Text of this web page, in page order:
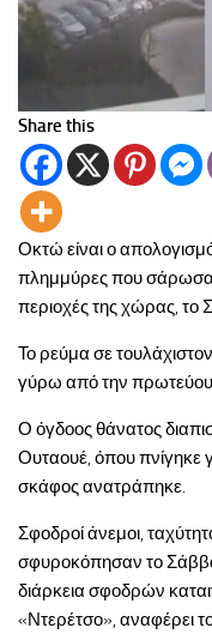
Share this
Οκτώ είναι ο
πλημμύρες που
περιοχές της χώρας, το
Το ρεύμα σε
γύρω από την
Ο όγδοος θάνατος
Ουταουέ, όπου πνίγηκε
σκάφος ανατράπηκε.
Σφοδροί άνεμοι,
σφυροκόπησαν το
διάρκεια σφοδρών
«Ντερέτσο», αναφέρει